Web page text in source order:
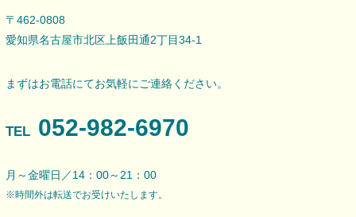
〒462-0808
愛知県名古屋市北区上飯田通2丁目34-1
まずはお電話にてお気軽にご連絡ください。
TEL 052-982-6970
月～金曜日／14：00～21：00
※時間外は転送でお受けいたします。